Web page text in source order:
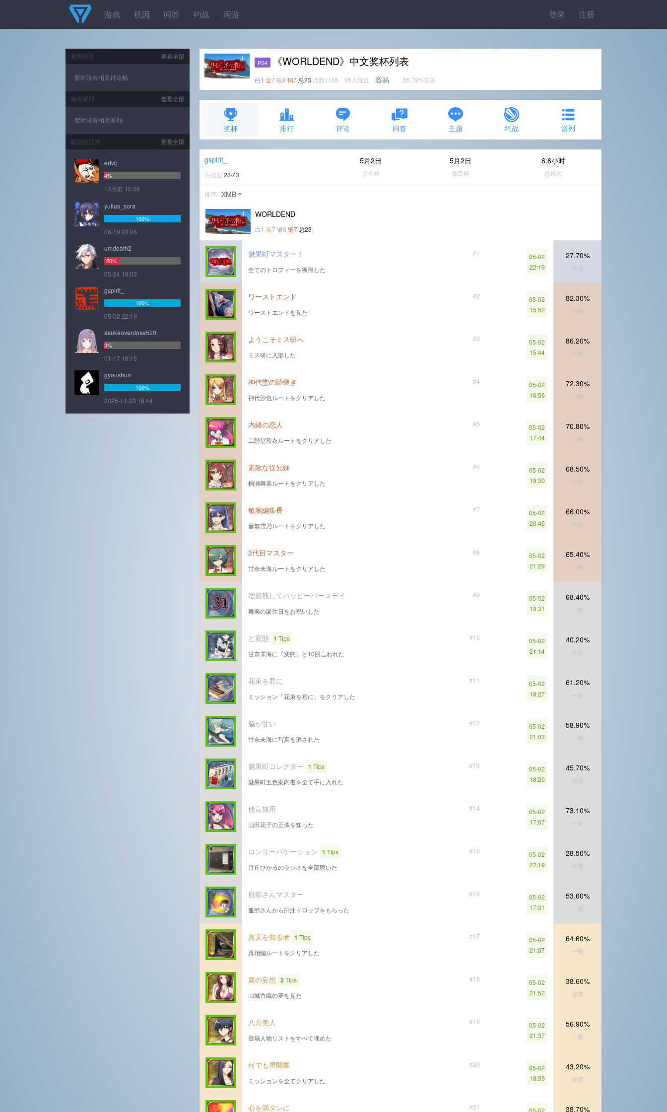
登录 注册
游戏 机因 问答 约战 闲游
PS4 《WORLDEND》中文奖杯列表
白1 金7银8 铜7 总23 点数1155 95人玩过 容易 55.79%完美
奖杯 排行 评论 问答 主题 约战 游列
gspirit_
完成度 23/23
5月2日
首个杯
5月2日
最后杯
6.6小时
总耗时
排序 XMB
WORLDEND
白1 金7银8 铜7 总23
#1
魅果町マスター！
全てのトロフィーを獲得した
05-02
22:19
27.70%
珍贵
#2
ワーストエンド
ワーストエンドを見た
05-02
15:52
82.30%
一般
#3
ようこそミス研へ
ミス研に入部した
05-02
15:44
86.20%
一般
#4
神代堂の跡継ぎ
神代沙也ルートをクリアした
05-02
16:56
72.30%
一般
#5
内緒の恋人
二階堂玲衣ルートをクリアした
05-02
17:44
70.80%
一般
#6
素敵な従兄妹
楠瀬舞美ルートをクリアした
05-02
19:30
68.50%
一般
#7
敏腕編集長
音無雪乃ルートをクリアした
05-02
20:46
66.00%
一般
#8
2代目マスター
甘奈未海ルートをクリアした
05-02
21:29
65.40%
一般
#9
宿題残してハッピーバースデイ
舞美の誕生日をお祝いした
05-02
19:31
68.40%
一般
#10
ど変態 1 Tips
甘奈未海に「変態」と10回言われた
05-02
21:14
40.20%
珍贵
#11
花束を君に
ミッション「花束を君に」をクリアした
05-02
18:27
61.20%
一般
#12
脇が甘い
甘奈未海に写真を消された
05-02
21:03
58.90%
一般
#13
魅果町コレクター 1 Tips
魅果町五色案内書を全て手に入れた
05-02
18:29
45.70%
珍贵
#14
他言無用
山田花子の正体を知った
05-02
17:07
73.10%
一般
#15
ロンリーバケーション 1 Tips
月丘ひかるのラジオを全部聴いた
05-02
22:19
28.50%
珍贵
#16
服部さんマスター
服部さんから肝油ドロップをもらった
05-02
17:31
53.60%
一般
#17
真実を知る者 1 Tips
真相編ルートをクリアした
05-02
21:37
64.60%
一般
#18
夏の妄想 2Tips
山城香織の夢を見た
05-02
21:52
38.60%
珍贵
#19
八方美人
登場人物リストをすべて埋めた
05-02
21:37
56.90%
一般
#20
何でも屋開業
ミッションを全てクリアした
05-02
18:39
43.20%
珍贵
#21
心を満タンに 05-02 38.70%
查看全部
相关讨论
暂时没有相关讨论帖
查看全部
相关游列
暂时没有相关游列
查看全部
最近玩过的
ertvb
4%
13天前 15:26
yulius_sora
100%
06-19 23:26
umdeath2
20%
05-24 18:03
gspirit_
100%
05-02 22:19
asukaoverdose520
3%
01-17 16:15
gyoushun
100%
2025-11-23 16:44